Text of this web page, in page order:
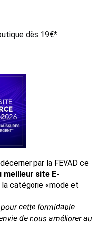
dès 19€*
par la FEVAD ce
meilleur site E-
la catégorie «mode et
cette formidable
de nous améliorer au